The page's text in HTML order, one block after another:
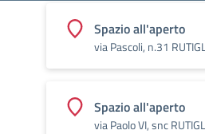
Spazio all'aperto
via Pascoli, n.31
Spazio all'aperto
via Paolo VI, snc